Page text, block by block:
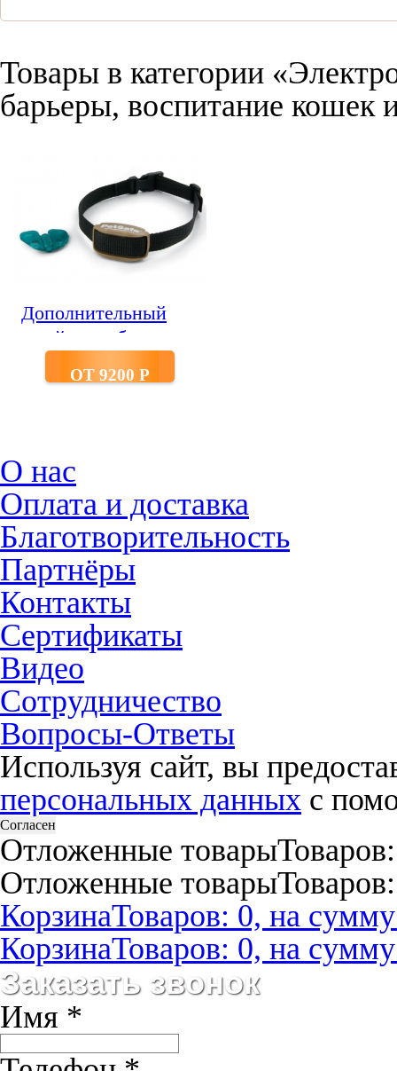
Товары в категории
барьеры, воспитание кошек
Дополнительный
ошейник к барьерам
ОТ 9200 P
О нас
Оплата и доставка
Благотворительность
Партнёры
Контакты
Сертификаты
Видео
Сотрудничество
Вопросы-Ответы
Используя сайт, вы
персональных данных с
Согласен
Отложенные товары
Отложенные товары
КорзинаТоваров: 0, на
КорзинаТоваров: 0, на
Заказать звонок
Имя *